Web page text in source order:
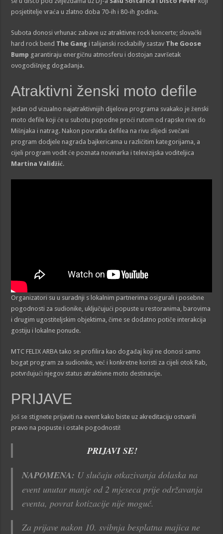
posjetitelje vraća u zlatno doba 70-ih i 80-ih godina.
Subota donosi vrhunac zabave uz atraktivne rock koncerte; slovački
hard rock bend The Gang i talijanski rockabilly sastav The Goose
Bump garantiraju energičnu atmosferu i dostojan završetak
ovogodišnjeg događanja.
Atraktivni ženski moto defile
Jedan od vizualno najatraktivnijih dijelova programa svakako je ženski
moto defile koji će u subotu popodne proći rutom od rapske rive do
Mišnjaka i natrag. Nakon povratka defilea na rivu slijedi svečani
program dodjele nagrada bajkericama u različitim kategorijama, a
cijeli program vodit će poznata novinarka i televizijska voditeljica
Martina Validžić.
Organizatori su u suradnji s lokalnim partnerima osigurali i posebne
pogodnosti za sudionike, uključujući popuste u restoranima, barovima
i drugim ugostiteljskim objektima, čime se dodatno potiče interakcija
gostiju i lokalne ponude.
MTC FELIX ARBA tako se profilira kao događaj koji ne donosi samo
bogat program za sudionike, već i konkretne koristi za cijeli otok Rab,
potvrđujući njegov status atraktivne moto destinacije.
PRIJAVE
Još se stignete prijaviti na event kako biste uz akreditaciju ostvarili
pravo na popuste i ostale pogodnosti!
PRIJAVI SE!
NAPOMENA: U slučaju otkazivanja dolaska na
event unutar manje od 2 mjeseca prije održavanja
eventa, povrat kotizacije nije moguć.
Za prijave nakon 10. svibnja besplatna majica ne